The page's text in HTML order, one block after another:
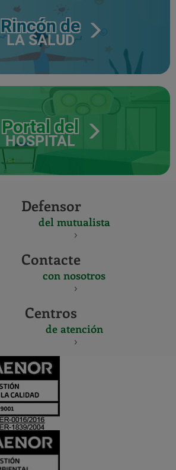
Rincón de
LA SALUD
Portal del
HOSPITAL
Defensor
del mutualista
Contacte
con nosotros
Centros
de atención